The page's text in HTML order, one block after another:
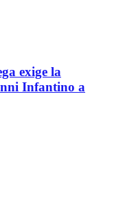
exige la
Infantino a